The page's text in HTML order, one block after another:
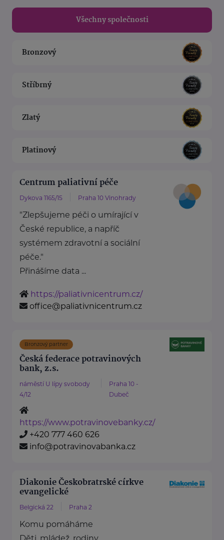
Všechny společnosti
Bronzový
Stříbrný
Zlatý
Platinový
Centrum paliativní péče
Dykova 1165/15 Praha 10 Vinohrady
"Zlepšujeme péči o umírající v
České republice, a napříč
systémem zdravotní a sociální
péče."
Přinášíme data ...
https://paliativnicentrum.cz/
office@paliativnicentrum.cz
Bronzový partner
Česká federace potravinových
bank, z.s.
náměstí U lípy svobody
4/12
Praha 10 -
Dubeč
https://www.potravinovebanky.cz/
+420 777 460 626
info@potravinovabanka.cz
Diakonie Českobratrské církve
evangelické
Belgická 22 Praha 2
Komu pomáháme